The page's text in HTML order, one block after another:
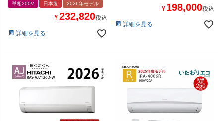
単相200V
日本製 2026年モデル
¥ 232,820税込
詳細を見る
¥ 198,000税込
詳細を見る